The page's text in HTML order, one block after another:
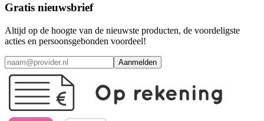
Gratis nieuwsbrief
Altijd op de hoogte van de nieuwste producten, de voordeligste
acties en persoonsgebonden voordeel!
Aanmelden